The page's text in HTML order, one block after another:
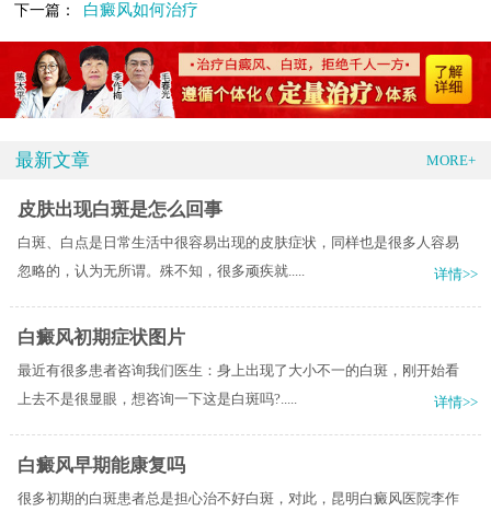
下一篇：
白癜风如何治疗
最新文章 MORE+
皮肤出现白斑是怎么回事
白斑、白点是日常生活中很容易出现的皮肤症状，同样也是很多人容易
忽略的，认为无所谓。殊不知，很多顽疾就.....
详情>>
白癜风初期症状图片
最近有很多患者咨询我们医生：身上出现了大小不一的白斑，刚开始看
上去不是很显眼，想咨询一下这是白斑吗?.....
详情>>
白癜风早期能康复吗
很多初期的白斑患者总是担心治不好白斑，对此，昆明白癜风医院李作